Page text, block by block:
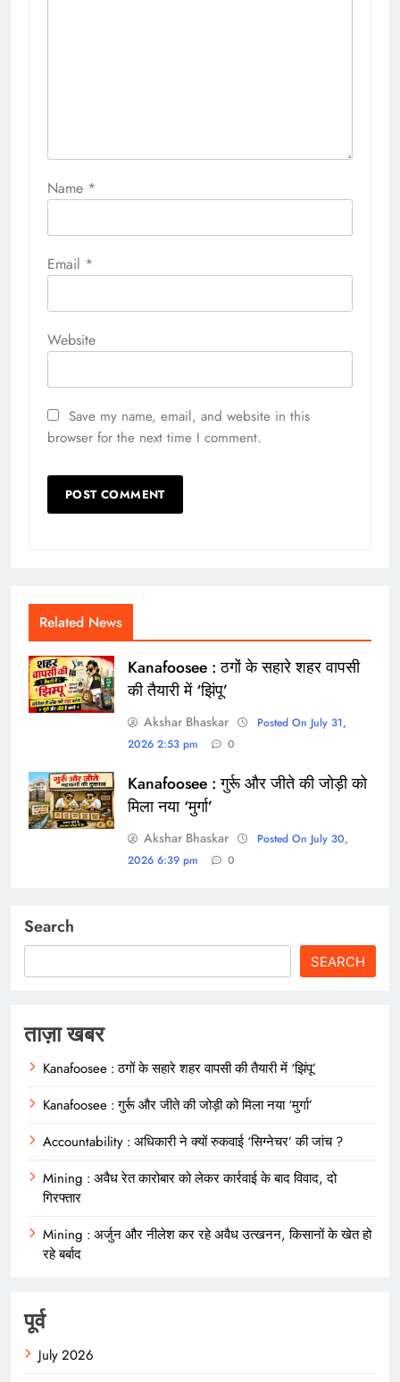
Name *
Email *
Website
Save my name, email, and website in this
browser for the next time I comment.
Related News
Kanafoosee : ठगों के सहारे शहर वापसी
की तैयारी में ‘झिंपू’
Akshar Bhaskar
Posted On July 31,
2026 2:53 pm
0
Kanafoosee : गुर्रू और जीते की जोड़ी को
मिला नया ‘मुर्गा’
Akshar Bhaskar
Posted On July 30,
2026 6:39 pm
0
Search
SEARCH
ताज़ा खबर
Kanafoosee : ठगों के सहारे शहर वापसी की तैयारी में ‘झिंपू’
Kanafoosee : गुर्रू और जीते की जोड़ी को मिला नया ‘मुर्गा’
Accountability : अधिकारी ने क्यों रुकवाई ‘सिग्नेचर’ की जांच ?
Mining : अवैध रेत कारोबार को लेकर कार्रवाई के बाद विवाद, दो
गिरफ्तार
Mining : अर्जुन और नीलेश कर रहे अवैध उत्खनन, किसानों के खेत हो
रहे बर्बाद
पूर्व
July 2026